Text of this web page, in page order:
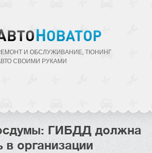
И ОБСЛУЖИВАНИЕ, ТЮНИНГ
CВОИМИ РУКАМИ
ГИБДД должна
в организации